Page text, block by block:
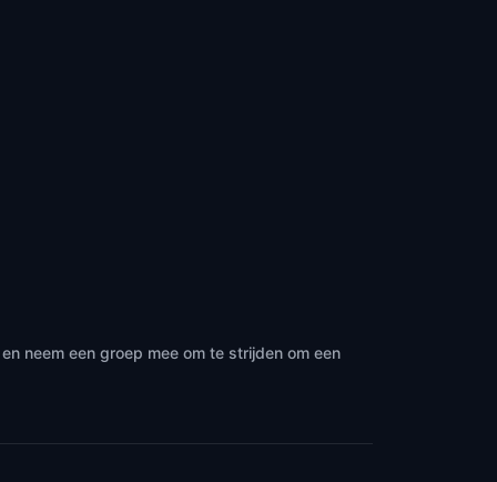
neem een groep mee om te strijden om een